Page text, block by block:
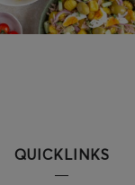
QUICKLINKS